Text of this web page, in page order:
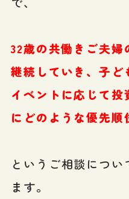
32歳の共働きご夫
継続していき、子ど
イベントに応じて
にどのような優先
というご相談につ
ます。